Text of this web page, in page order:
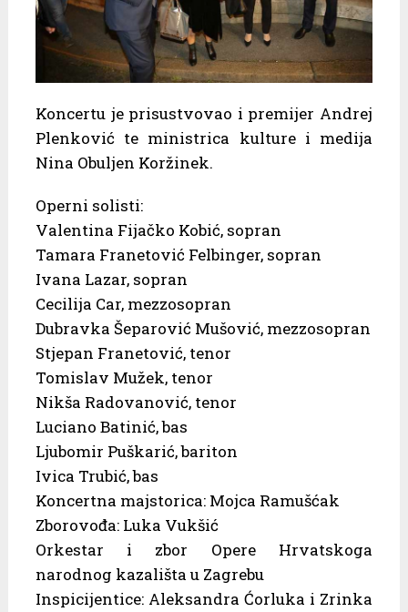
Koncertu je prisustvovao i premijer Andrej
Plenković te ministrica kulture i medija
Nina Obuljen Koržinek.
Operni solisti:
Valentina Fijačko Kobić, sopran
Tamara Franetović Felbinger, sopran
Ivana Lazar, sopran
Cecilija Car, mezzosopran
Dubravka Šeparović Mušović, mezzosopran
Stjepan Franetović, tenor
Tomislav Mužek, tenor
Nikša Radovanović, tenor
Luciano Batinić, bas
Ljubomir Puškarić, bariton
Ivica Trubić, bas
Koncertna majstorica: Mojca Ramušćak
Zborovođa: Luka Vukšić
Orkestar i zbor Opere Hrvatskoga
narodnog kazališta u Zagrebu
Inspicijentice: Aleksandra Ćorluka i Zrinka